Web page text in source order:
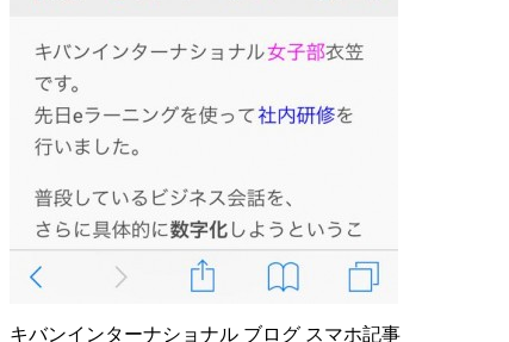
キバンインターナショナル ブログ スマホ記事